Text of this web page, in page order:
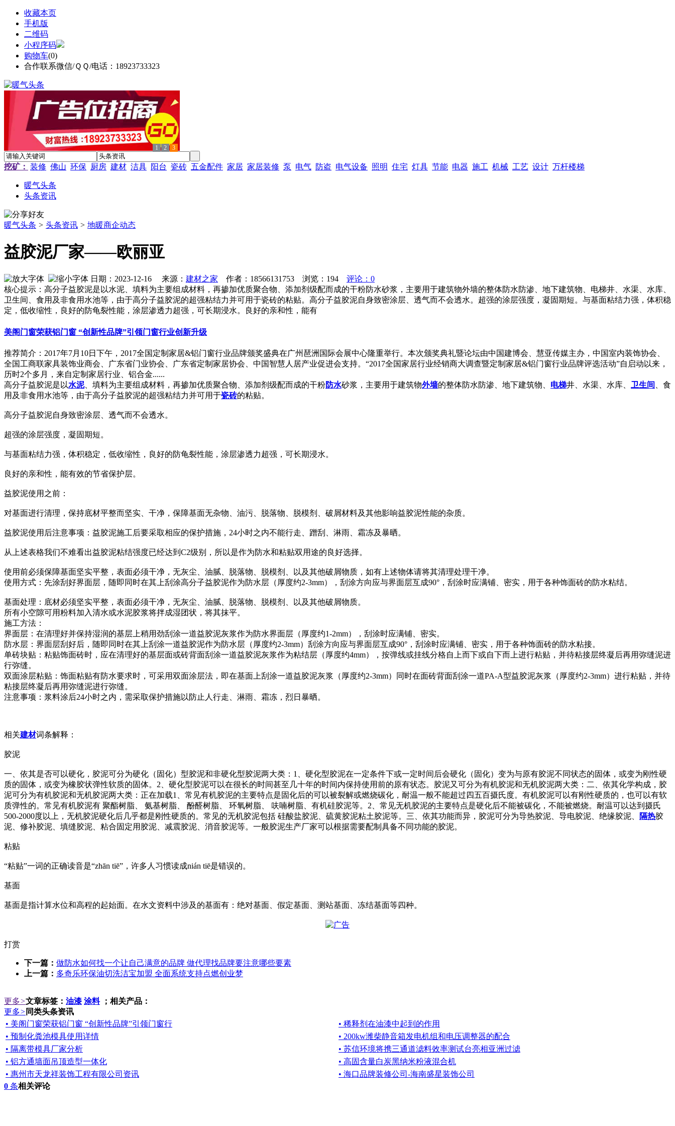
收藏本页
手机版
二维码
小程序码
购物车(0)
合作联系微信/ＱＱ/电话：18923733323
1 2 3
挖矿： 装修 佛山 环保 厨房 建材 洁具 阳台 瓷砖 五金配件 家居 家居装修 泵 电气 防盗 电气设备 照明 住宅 灯具 节能 电器 施工 机械 工艺 设计 万杆楼梯
暖气头条
头条资讯
暖气头条 > 头条资讯 > 地暖商企动态
益胶泥厂家——欧丽亚
日期：2023-12-16 来源： 建材之家 作者：18566131753 浏览： 194
评论：0
核心提示：高分子益胶泥是以水泥、填料为主要组成材料，再掺加优质聚合物、添加剂级配而成的干粉防水砂浆，主要用于建筑物外墙的整体防水防渗、地下建筑物、电梯井、水渠、水库、
卫生间、食用及非食用水池等，由于高分子益胶泥的超强粘结力并可用于瓷砖的粘贴。高分子益胶泥自身致密涂层、透气而不会透水。超强的涂层强度，凝固期短。与基面粘结力强，体积稳
定，低收缩性，良好的防龟裂性能，涂层渗透力超强，可长期浸水。良好的亲和性，能有
美阁门窗荣获铝门窗 “创新性品牌”引领门窗行业创新升级
推荐简介：2017年7月10日下午，2017全国定制家居&铝门窗行业品牌颁奖盛典在广州琶洲国际会展中心隆重举行。本次颁奖典礼暨论坛由中国建博会、慧亚传媒主办，中国室内装饰协会、
全国工商联家具装饰业商会、广东省门业协会、广东省定制家居协会、中国智慧人居产业促进会支持。“2017全国家居行业经销商大调查暨定制家居&铝门窗行业品牌评选活动”自启动以来，
历时2个多月，来自定制家居行业、铝合金......
高分子益胶泥是以水泥、填料为主要组成材料，再掺加优质聚合物、添加剂级配而成的干粉防水砂浆，主要用于建筑物外墙的整体防水防渗、地下建筑物、 电梯井、水渠、水库、 卫生间
、食
用及非食用水池等，由于高分子益胶泥的超强粘结力并可用于瓷砖的粘贴。
高分子益胶泥自身致密涂层、透气而不会透水。
超强的涂层强度，凝固期短。
与基面粘结力强，体积稳定，低收缩性，良好的防龟裂性能，涂层渗透力超强，可长期浸水。
良好的亲和性，能有效的节省保护层。
益胶泥使用之前：
对基面进行清理，保持底材平整而坚实、干净，保障基面无杂物、油污、脱落物、脱模剂、破屑材料及其他影响益胶泥性能的杂质。
益胶泥使用后注意事项：益胶泥施工后要采取相应的保护措施，24小时之内不能行走、蹭刮、淋雨、霜冻及暴晒。
从上述表格我们不难看出益胶泥粘结强度已经达到C2级别，所以是作为防水和粘贴双用途的良好选择。
使用前必须保障基面坚实平整，表面必须干净，无灰尘、油腻、脱落物、脱模剂、以及其他破屑物质，如有上述物体请将其清理处理干净。
使用方式：先涂刮好界面层，随即同时在其上刮涂高分子益胶泥作为防水层（厚度约2-3mm），刮涂方向应与界面层互成90°，刮涂时应满铺、密实，用于各种饰面砖的防水粘结。
基面处理：底材必须坚实平整，表面必须干净，无灰尘、油腻、脱落物、脱模剂、以及其他破屑物质。
所有小空隙可用粉料加入清水或水泥胶浆将拌成湿团状，将其抹平。
施工方法：
界面层：在清理好并保持湿润的基层上稍用劲刮涂一道益胶泥灰浆作为防水界面层（厚度约1-2mm），刮涂时应满铺、密实。
防水层：界面层刮好后，随即同时在其上刮涂一道益胶泥作为防水层（厚度约2-3mm）刮涂方向应与界面层互成90°，刮涂时应满铺、密实，用于各种饰面砖的防水粘接。
单砖块贴：粘贴饰面砖时，应在清理好的基层面或砖背面刮涂一道益胶泥灰浆作为粘结层（厚度约4mm），按弹线或挂线分格自上而下或自下而上进行粘贴，并待粘接层终凝后再用弥缝泥进
行弥缝。
双面涂层粘贴：饰面粘贴有防水要求时，可采用双面涂层法，即在基面上刮涂一道益胶泥灰浆（厚度约2-3mm）同时在面砖背面刮涂一道PA-A型益胶泥灰浆（厚度约2-3mm）进行粘贴，并待
粘接层终凝后再用弥缝泥进行弥缝。
注意事项：浆料涂后24小时之内，需采取保护措施以防止人行走、淋雨、霜冻，烈日暴晒。
相关建材词条解释：
胶泥
一、依其是否可以硬化，胶泥可分为硬化（固化）型胶泥和非硬化型胶泥两大类：1、硬化型胶泥在一定条件下或一定时间后会硬化（固化）变为与原有胶泥不同状态的固体，或变为刚性硬
质的固体，或变为橡胶状弹性软质的固体。2、硬化型胶泥可以在很长的时间甚至几十年的时间内保持使用前的原有状态。胶泥又可分为有机胶泥和无机胶泥两大类：二、依其化学构成，胶
泥可分为有机胶泥和无机胶泥两大类：正在加载1、常见有机胶泥的主要特点是固化后的可以被裂解或燃烧碳化，耐温一般不能超过四五百摄氏度。有机胶泥可以有刚性硬质的，也可以有软
质弹性的。常见有机胶泥有 聚酯树脂、 氨基树脂、 酚醛树脂、 环氧树脂、 呋喃树脂、有机硅胶泥等。2、常见无机胶泥的主要特点是硬化后不能被碳化，不能被燃烧。耐温可以达到摄氏
500-2000度以上，无机胶泥硬化后几乎都是刚性硬质的。常见的无机胶泥包括 硅酸盐胶泥、硫黄胶泥粘土胶泥等。三、依其功能而异，胶泥可分为导热胶泥、导电胶泥、绝缘胶泥、
隔热胶
泥、修补胶泥、填缝胶泥、粘合固定用胶泥、减震胶泥、消音胶泥等。一般胶泥生产厂家可以根据需要配制具备不同功能的胶泥。
粘贴
“粘贴”一词的正确读音是“zhān tiē”，许多人习惯读成nián tiē是错误的。
基面
基面是指计算水位和高程的起始面。在水文资料中涉及的基面有：绝对基面、假定基面、测站基面、冻结基面等四种。
打赏
下一篇： 做防水如何找一个让自己满意的品牌 做代理找品牌要注意哪些要素
上一篇： 多奇乐环保油切洗洁宝加盟 全面系统支持点燃创业梦
更多>文章标签： 油漆 涂料；相关产品：
更多> 同类头条资讯
• 美阁门窗荣获铝门窗 “创新性品牌”引领门窗行
• 稀释剂在油漆中起到的作用
• 预制化粪池模具使用详情
• 200kw潍柴静音箱发电机组和电压调整器的配合
• 隔离带模具厂家分析
• 苏信环境将携三通道滤料效率测试台亮相亚洲过滤
• 铝方通墙面吊顶造型一体化
• 高固含量白炭黑纳米粉液混合机
• 惠州市天龙祥装饰工程有限公司资讯
• 海口品牌装修公司-海南盛星装饰公司
0 条相关评论